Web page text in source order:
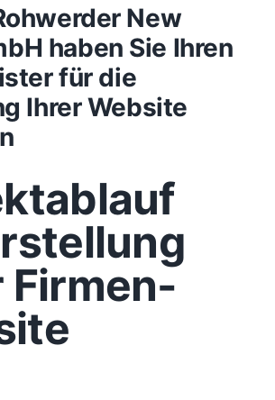
New
haben Sie Ihren
für die
Ihrer Website
Firmen-